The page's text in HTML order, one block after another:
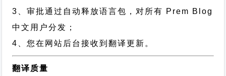
3、审批通过自动释放语言包，对所有 Prem Blog
中文用户分发；
4、您在网站后台接收到翻译更新。
翻译质量